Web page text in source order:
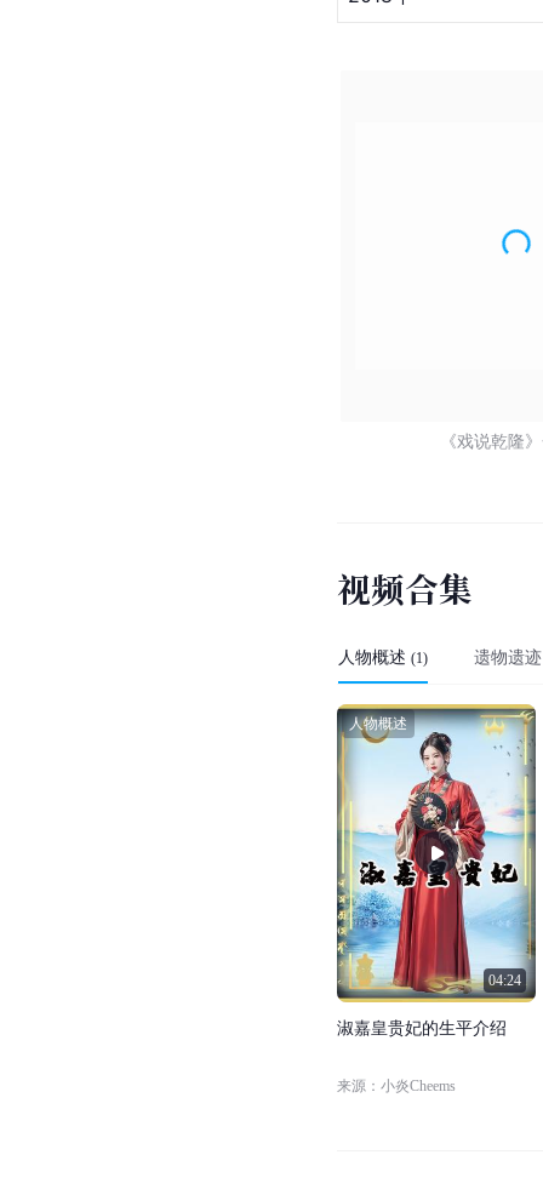
《戏说乾隆
视频合集
人物概述 (1) 遗物遗迹
04:24
人物概述
淑嘉皇贵妃的生平介绍
来源：小炎Cheems